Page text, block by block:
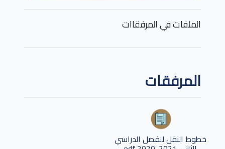
الملفات في المرفقاات
المرفقات
خطوط النقل للفصل الدراسي